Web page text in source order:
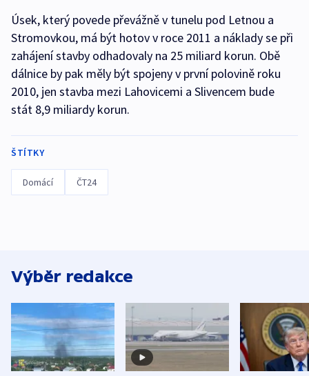
Úsek, který povede převážně v tunelu pod Letnou a
Stromovkou, má být hotov v roce 2011 a náklady se při
zahájení stavby odhadovaly na 25 miliard korun. Obě
dálnice by pak měly být spojeny v první polovině roku
2010, jen stavba mezi Lahovicemi a Slivencem bude
stát 8,9 miliardy korun.
ŠTÍTKY
Domácí ČT24
Výběr redakce